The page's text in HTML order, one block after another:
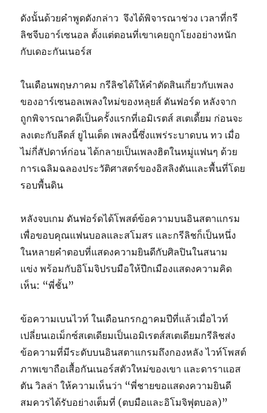
ดังนั้นด้วยคําพูดดังกล่าว จึงได้พิจารณาช่วง เวลาที่กรี
ลิชจีบอาร์เซนอล ตั้งแต่ตอนที่เขาเคยถูกโยงอย่างหนัก
กับเดอะกันเนอร์ส
ในเดือนพฤษภาคม กรีลิชได้ให้คําตัดสินเกี่ยวกับเพลง
ของอาร์เซนอลเพลงใหม่ของหลุยส์ ดันฟอร์ด หลังจาก
ถูกพิจารณาคดีเป็นครั้งแรกที่เอมิเรตส์ สเตเดี้ยม ก่อนจะ
ลงเตะกับลีดส์ ยูไนเต็ด เพลงนี้ซึ่งแพร่ระบาดบน ทว เมื่อ
ไม่กี่สัปดาห์ก่อน ได้กลายเป็นเพลงฮิตในหมู่แฟนๆ ด้วย
การเฉลิมฉลองประวัติศาสตร์ของอิสลิงตันและพื้นที่โดย
รอบพื้นดิน
หลังจบเกม ดันฟอร์ดได้โพสต์ข้อความบนอินสตาแกรม
เพื่อขอบคุณแฟนบอลและสโมสร และกรีลิชก็เป็นหนึ่ง
ในหลายคําตอบที่แสดงความยินดีกับศิลปินในสนาม
แข่ง พร้อมกับอิโมจิปรบมือให้ปีกเมืองแสดงความคิด
เห็น: “พี่ชั้น”
ข้อความเบนไวท์ ในเดือนกรกฎาคมปีที่แล้วเมื่อไวท์
เปลี่ยนเอเม็กซ์สเตเดียมเป็นเอมิเรตส์สเตเดียมกรีลิชส่ง
ข้อความที่มีระดับบนอินสตาแกรมถึงกองหลัง ไวท์โพสต์
ภาพเขาถือเสื้อกันเนอร์สตัวใหม่ของเขา และดาราแอส
ตัน วิลล่า ให้ความเห็นว่า “พี่ชายขอแสดงความยินดี
สมควรได้รับอย่างเต็มที่ (ตบมือและอิโมจิฟุตบอล)”